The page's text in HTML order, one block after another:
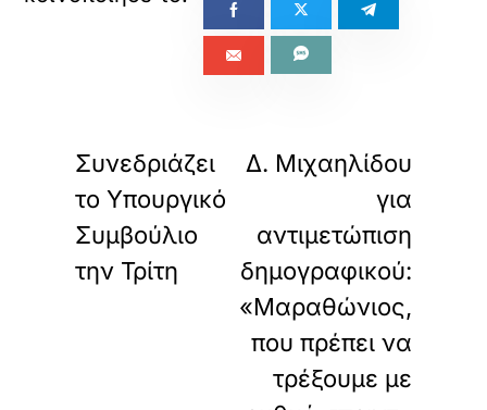
Συνεδριάζει
το Υπουργικό
Συμβούλιο
την Τρίτη
Δ. Μιχαηλίδου
για
αντιμετώπιση
δημογραφικού:
«Μαραθώνιος,
που πρέπει να
τρέξουμε με